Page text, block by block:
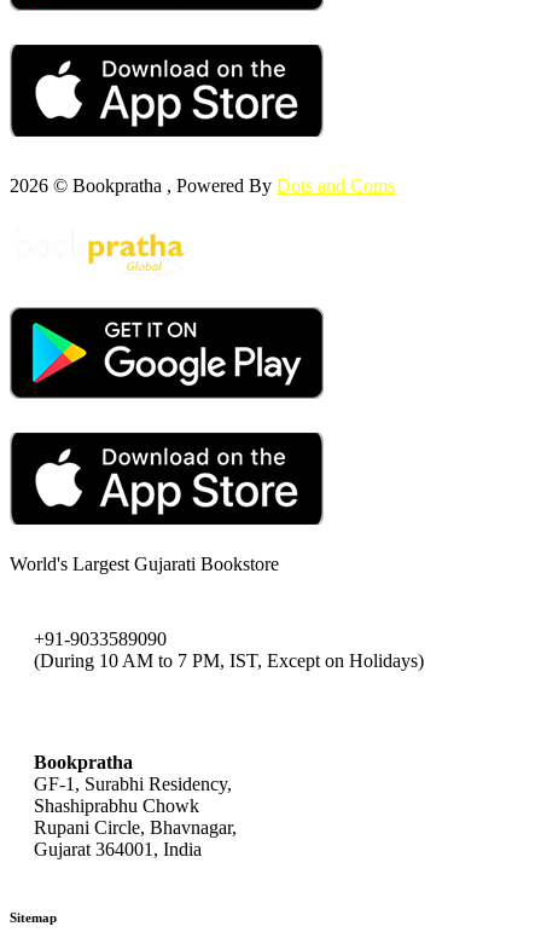
2026 © Bookpratha , Powered By Dots and Coms
World's Largest Gujarati Bookstore
+91-9033589090
(During 10 AM to 7 PM, IST, Except on Holidays)
Bookpratha
GF-1, Surabhi Residency,
Shashiprabhu Chowk
Rupani Circle, Bhavnagar,
Gujarat 364001, India
Sitemap